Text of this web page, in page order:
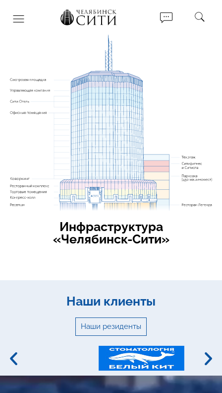
Инфраструктура
«Челябинск-Сити»
Наши клиенты
Наши резиденты